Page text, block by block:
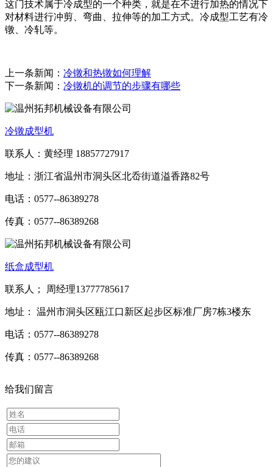
这门技术属于冷成型的一个种类，就是在不进行加热的情况下
对材料进行冲剪、弯曲、拉伸等的加工方式。冷成型工艺有冷
镦、冷轧等。
上一条新闻： 冷镦和热镦如何理解
下一条新闻： 冷镦机的调节的步骤有哪些
冷镦成型机
联系人：黄经理 18857727917
地址：浙江省温州市洞头区北岙街道溢香路82号
电话：0577--86389278
传真：0577--86389268
纸盒成型机
联系人； 周经理13777785617
地址： 温州市洞头区瓯江口新区起步区标准厂房7栋3楼东
电话：0577--86389278
传真：0577--86389268
给我们留言